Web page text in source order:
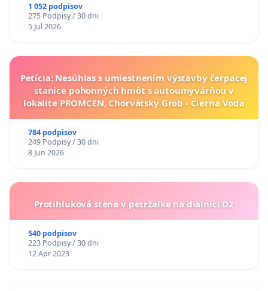
1 052 podpisov
275 Podpisy / 30 dni
5 Jul 2026
Petícia: Nesúhlas s umiestnením výstavby čerpacej
stanice pohonných hmôt s autoumyvárňou v
lokalite PROMCEN, Chorvátsky Grob - Čierna Voda
784 podpisov
249 Podpisy / 30 dni
8 Jun 2026
Protihluková stena v petržalke na dialnici D2
540 podpisov
223 Podpisy / 30 dni
12 Apr 2023